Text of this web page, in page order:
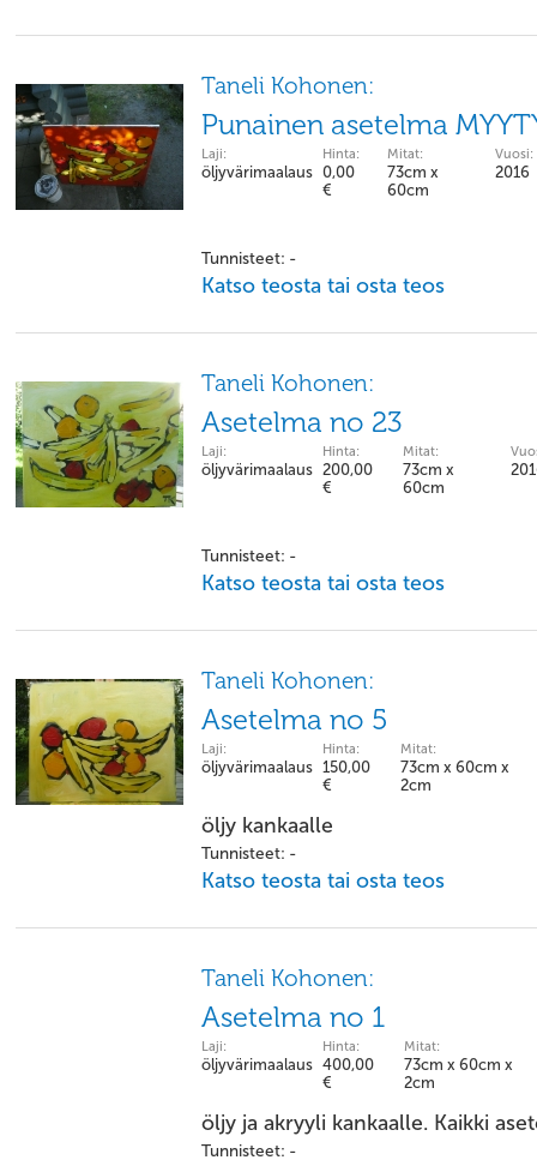
Taneli Kohonen:
Punainen asetelma
Laji:
öljyvärimaalaus
Hinta:
0,00
€
Mitat:
73cm x
60cm
Vuosi:
2016
Tunnisteet: -
Katso teosta tai osta teos
Taneli Kohonen:
Asetelma no 23
Laji:
öljyvärimaalaus
Hinta:
200,00
€
Mitat:
73cm x
60cm
Tunnisteet: -
Katso teosta tai osta teos
Taneli Kohonen:
Asetelma no 5
Laji:
öljyvärimaalaus
Hinta:
150,00
€
Mitat:
73cm x 60cm x
2cm
öljy kankaalle
Tunnisteet: -
Katso teosta tai osta teos
Taneli Kohonen:
Asetelma no 1
Laji:
öljyvärimaalaus
Hinta:
400,00
€
Mitat:
73cm x 60cm x
2cm
öljy ja akryyli kankaalle. Kaikki
Tunnisteet: -